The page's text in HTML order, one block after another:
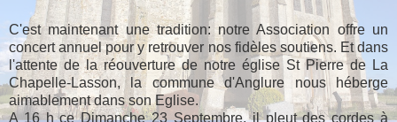
C'est maintenant une tradition: notre Association offre un
concert annuel pour y retrouver nos fidèles soutiens. Et dans
l'attente de la réouverture de notre église St Pierre de La
Chapelle-Lasson, la commune d'Anglure nous héberge
aimablement dans son Eglise.
A 16 h ce Dimanche 23 Septembre, il pleut des cordes à